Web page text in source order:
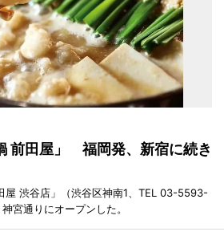
前田屋」 福岡発、新宿に続き
屋 渋谷店」（渋谷区神南1、TEL 03-5593-
宮通りにオープンした。